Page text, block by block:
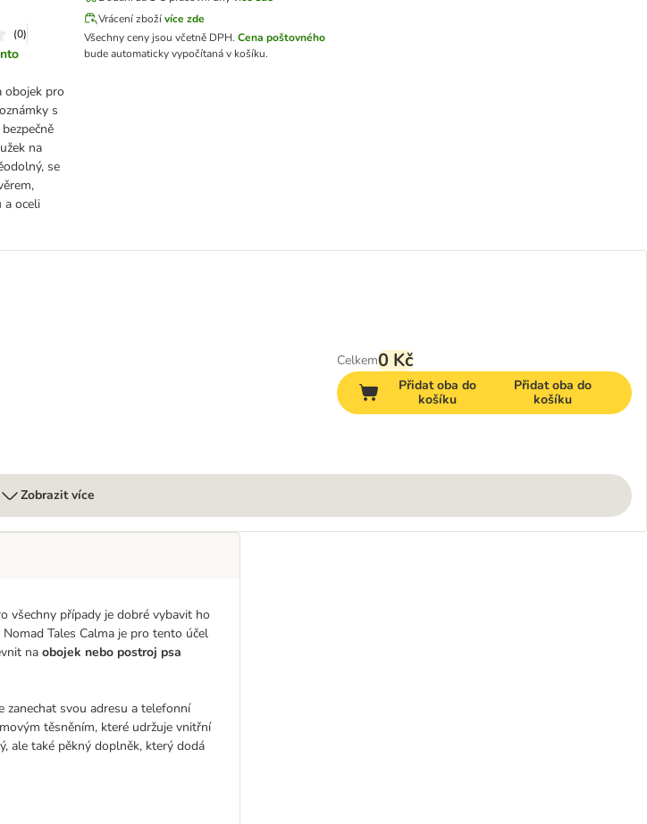
(0)
obojek pro
s
na
se
a oceli
Vrácení zbožívíce zde
Všechny ceny jsou včetně DPH. Cena poštovného
bude automaticky vypočítaná v košíku.
Celkem0 Kč
Přidat oba do
košíku
Přidat oba do
košíku
Zobrazit více
všechny případy je dobré vybavit ho
Tales Calma je pro tento účel
na obojek nebo postroj psa
zanechat svou adresu a telefonní
těsněním, které udržuje vnitřní
ale také pěkný doplněk, který dodá